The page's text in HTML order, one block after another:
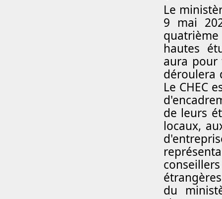
Le
9 mai
hautes
aura pour
déroulera
Le CHEC
de leurs
locaux,
du